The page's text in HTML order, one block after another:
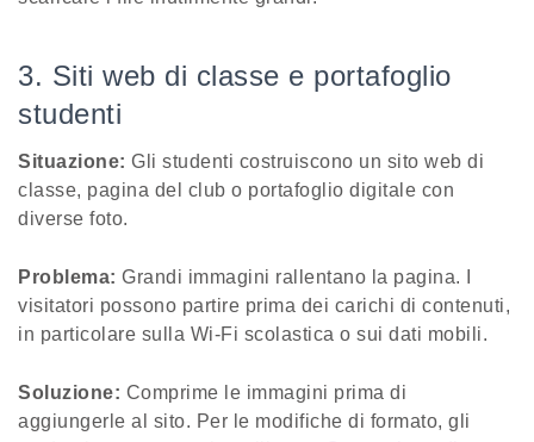
3. Siti web di classe e portafoglio
studenti
Situazione: Gli studenti costruiscono un sito web di
classe, pagina del club o portafoglio digitale con
diverse foto.
Problema: Grandi immagini rallentano la pagina. I
visitatori possono partire prima dei carichi di contenuti,
in particolare sulla Wi-Fi scolastica o sui dati mobili.
Soluzione: Comprime le immagini prima di
aggiungerle al sito. Per le modifiche di formato, gli